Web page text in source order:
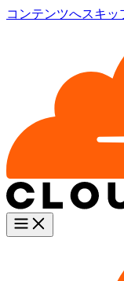
コンテンツへスキッ